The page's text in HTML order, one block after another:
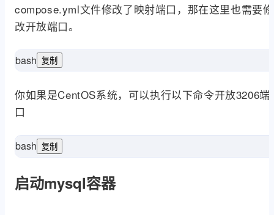
compose.yml文件修改了映射端口，那在这里也需要修
改开放端口。
bash 复制
你如果是CentOS系统，可以执行以下命令开放3206端
口
bash 复制
启动mysql容器